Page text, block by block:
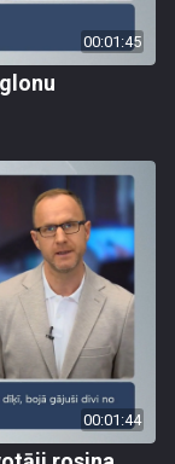
00:01:45
00:01:44